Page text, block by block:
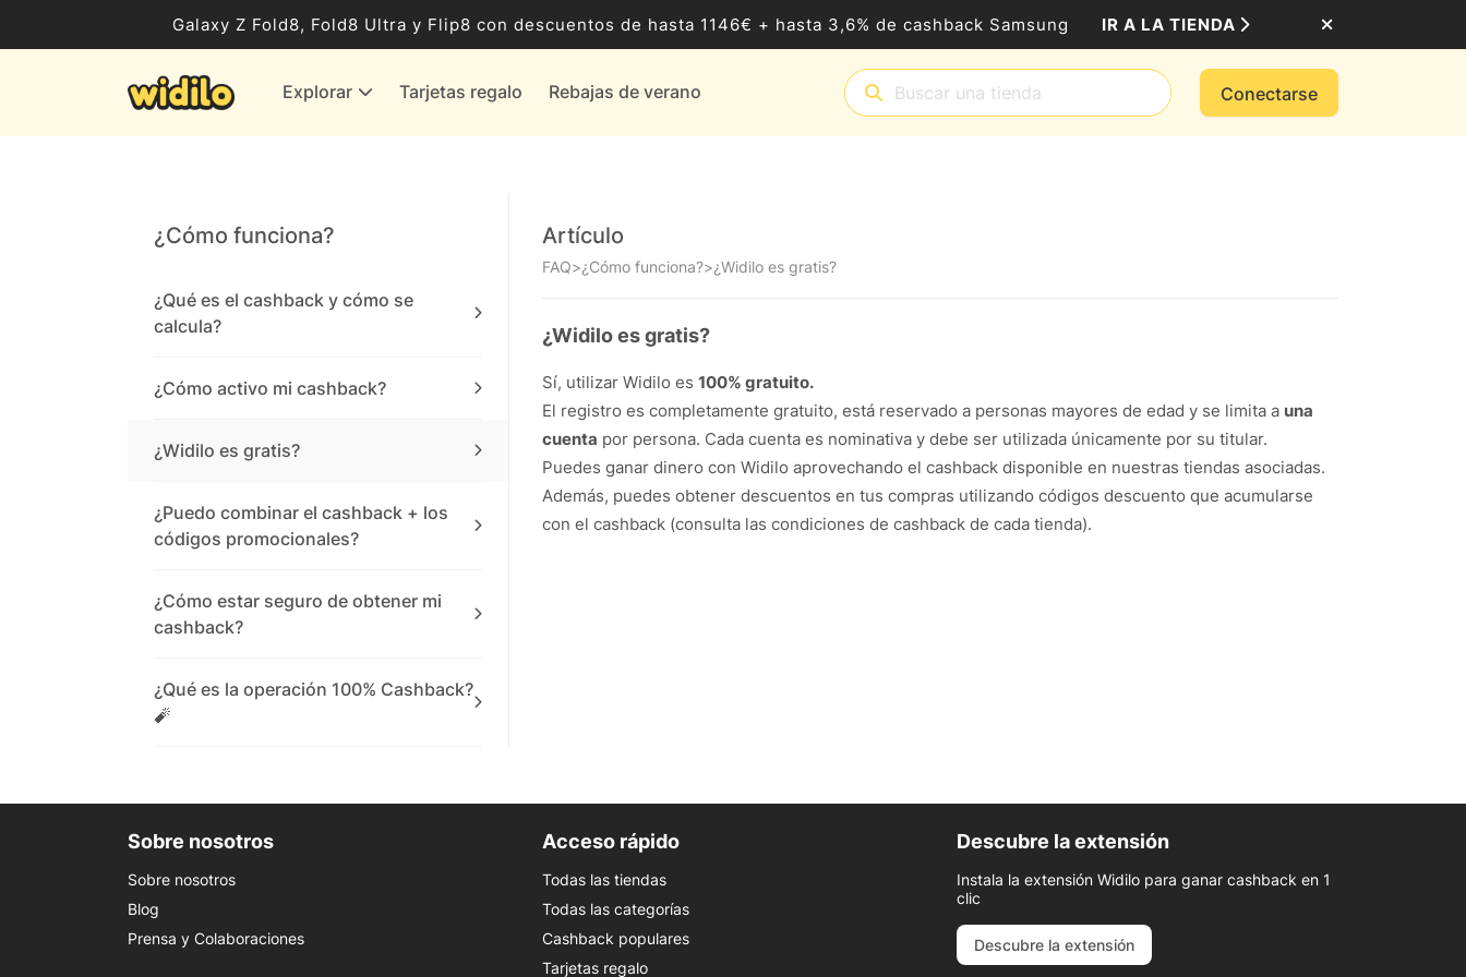
Galaxy Z Fold8, Fold8 Ultra y Flip8 con descuentos de hasta 1146€ + hasta 3,6% de cashback Samsung IR A LA TIENDA
Explorar Tarjetas regalo Rebajas de verano Conectarse
Ocio, Entretenimiento y Cultura
Proveedores de gas y energía
¿Cómo funciona?
¿Qué es el cashback y cómo se
calcula?
¿Cómo activo mi cashback?
¿Widilo es gratis?
¿Puedo combinar el cashback + los
códigos promocionales?
¿Cómo estar seguro de obtener mi
cashback?
¿Qué es la operación 100% Cashback?
🧨
Artículo
FAQ>¿Cómo funciona?>¿Widilo es gratis?
¿Widilo es gratis?
Sí, utilizar Widilo es 100% gratuito.
El registro es completamente gratuito, está reservado a personas mayores de edad y se limita a una
cuenta por persona. Cada cuenta es nominativa y debe ser utilizada únicamente por su titular.
Puedes ganar dinero con Widilo aprovechando el cashback disponible en nuestras tiendas asociadas.
Además, puedes obtener descuentos en tus compras utilizando códigos descuento que acumularse
con el cashback (consulta las condiciones de cashback de cada tienda).
Sobre nosotros
Sobre nosotros
Blog
Prensa y Colaboraciones
Acceso rápido
Todas las tiendas
Todas las categorías
Cashback populares
Tarjetas regalo
Descubre la extensión
Instala la extensión Widilo para ganar cashback en 1
clic
Descubre la extensión